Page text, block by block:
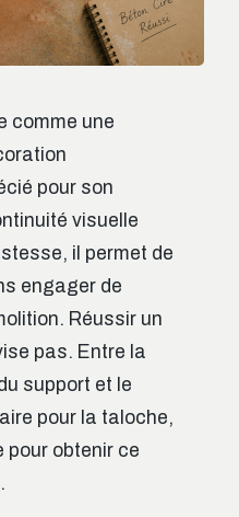
comme une
pour son
visuelle
il permet de
engager de
Réussir un
pas. Entre la
support et le
pour la taloche,
pour obtenir ce